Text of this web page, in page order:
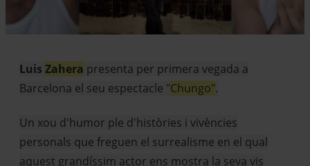
Luis Zahera presenta per primera vegada a
Barcelona el seu espectacle "Chungo".
Un xou d'humor ple d'històries i vivències
personals que freguen el surrealisme en el qual
aquest grandíssim actor ens mostra la seva vis